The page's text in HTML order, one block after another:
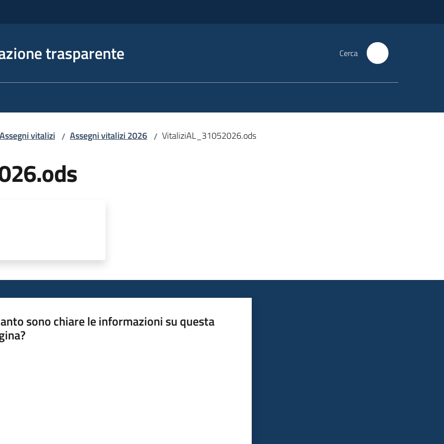
trasparente Cerca
Assegni vitalizi / Assegni vitalizi 2026 / VitaliziAL_31052026.ods
sono chiare le informazioni su questa